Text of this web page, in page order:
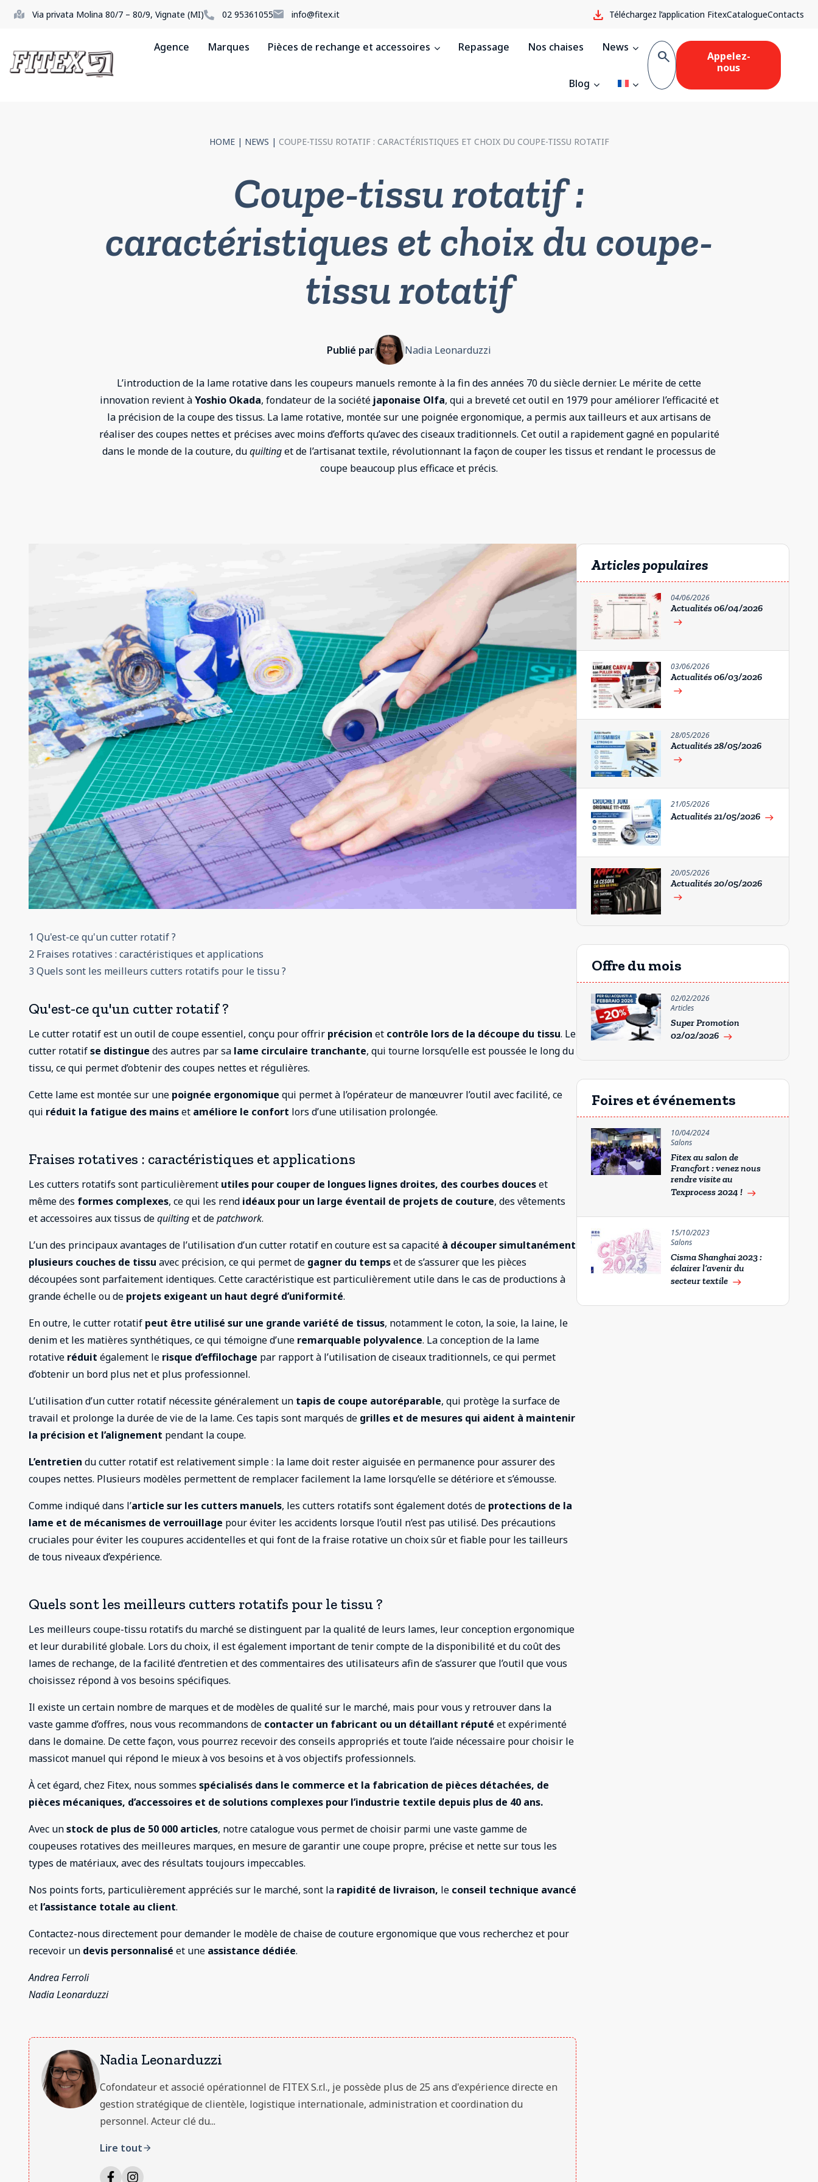
Via privata Molina 80/7 – 80/9, Vignate (MI) 02 95361055 info@fitex.it download Téléchargez l’application FitexCatalogueContacts
Agence Marques Pièces de rechange et accessoires Repassage Nos chaises News
Blog
search
Appelez-
nous
HOME| NEWS | COUPE-TISSU ROTATIF : CARACTÉRISTIQUES ET CHOIX DU COUPE-TISSU ROTATIF
Coupe-tissu rotatif :
caractéristiques et choix du coupe-
tissu rotatif
Publié par Nadia Leonarduzzi
L’introduction de la lame rotative dans les coupeurs manuels remonte à la fin des années 70 du siècle dernier. Le mérite de cette
innovation revient àYoshio Okada, fondateur de la société japonaise Olfa, qui a breveté cet outil en 1979 pour améliorer l’efficacité et
la précision de la coupe des tissus. La lame rotative, montée sur une poignée ergonomique, a permis aux tailleurs et aux artisans de
réaliser des coupes nettes et précises avec moins d’efforts qu’avec des ciseaux traditionnels. Cet outil a rapidement gagné en popularité
dans le monde de la couture, duquiltinget de l’artisanat textile, révolutionnant la façon de couper les tissus et rendant le processus de
coupe beaucoup plus efficace et précis.
1 Qu'est-ce qu'un cutter rotatif ?
2 Fraises rotatives : caractéristiques et applications
3 Quels sont les meilleurs cutters rotatifs pour le tissu ?
Qu'est-ce qu'un cutter rotatif ?
Le cutter rotatif est un outil de coupe essentiel, conçu pour offrir précision et contrôle lors de la découpe du tissu. Le
cutter rotatifse distingue des autres par sa lame circulaire tranchante, qui tourne lorsqu’elle est poussée le long du
tissu, ce qui permet d’obtenir des coupes nettes et régulières.
Cette lame est montée sur une poignée ergonomique qui permet à l’opérateur de manœuvrer l’outil avec facilité, ce
qui réduit la fatigue des mainset améliore le confort lors d’une utilisation prolongée.
Fraises rotatives : caractéristiques et applications
Les cutters rotatifs sont particulièrement utiles pour couper de longues lignes droites, des courbes douceset
même des formes complexes, ce qui les rend idéaux pour un large éventail de projets de couture, des vêtements
et accessoires aux tissus dequiltinget depatchwork.
L’un des principaux avantages de l’utilisation d’un cutter rotatif en couture est sa capacité à découper simultanément
plusieurs couches de tissu avec précision, ce qui permet de gagner du tempset de s’assurer que les pièces
découpées sont parfaitement identiques. Cette caractéristique est particulièrement utile dans le cas de productions à
grande échelle ou de projets exigeant un haut degré d’uniformité.
En outre, le cutter rotatif peut être utilisé sur une grande variété de tissus, notamment le coton, la soie, la laine, le
denim et les matières synthétiques, ce qui témoigne d’une remarquable polyvalence. La conception de la lame
rotative réduit également le risque d’effilochage par rapport à l’utilisation de ciseaux traditionnels, ce qui permet
d’obtenir un bord plus net et plus professionnel.
L’utilisation d’un cutter rotatif nécessite généralement un tapis de coupe autoréparable, qui protège la surface de
travail et prolonge la durée de vie de la lame. Ces tapis sont marqués de grilles et de mesures qui aident à maintenir
la précision et l’alignement pendant la coupe.
L’entretien du cutter rotatif est relativement simple : la lame doit rester aiguisée en permanence pour assurer des
coupes nettes. Plusieurs modèles permettent de remplacer facilement la lame lorsqu’elle se détériore et s’émousse.
Comme indiqué dans l’article sur les cutters manuels, les cutters rotatifs sont également dotés de protections de la
lame et de mécanismes de verrouillage pour éviter les accidents lorsque l’outil n’est pas utilisé. Des précautions
cruciales pour éviter les coupures accidentelles et qui font de la fraise rotative un choix sûr et fiable pour les tailleurs
de tous niveaux d’expérience.
Quels sont les meilleurs cutters rotatifs pour le tissu ?
Les meilleurs coupe-tissu rotatifs du marché se distinguent par la qualité de leurs lames, leur conception ergonomique
et leur durabilité globale. Lors du choix, il est également important de tenir compte de la disponibilité et du coût des
lames de rechange, de la facilité d’entretien et des commentaires des utilisateurs afin de s’assurer que l’outil que vous
choisissez répond à vos besoins spécifiques.
Il existe un certain nombre de marques et de modèles de qualité sur le marché, mais pour vous y retrouver dans la
vaste gamme d’offres, nous vous recommandons de contacter un fabricant ou un détaillant réputé et expérimenté
dans le domaine. De cette façon, vous pourrez recevoir des conseils appropriés et toute l’aide nécessaire pour choisir le
massicot manuel qui répond le mieux à vos besoins et à vos objectifs professionnels.
À cet égard, chez Fitex, nous sommes spécialisés dans le commerce et la fabrication de pièces détachées, de
pièces mécaniques, d’accessoires et de solutions complexes pour l’industrie textile depuis plus de 40 ans.
Avec unstock de plus de 50 000 articles, notre catalogue vous permet de choisir parmi une vaste gamme de
coupeuses rotatives des meilleures marques, en mesure de garantir une coupe propre, précise et nette sur tous les
types de matériaux, avec des résultats toujours impeccables.
Nos points forts, particulièrement appréciés sur le marché, sont la rapidité de livraison, le conseil technique avancé
et l’assistance totale au client.
Contactez-nous directement pour demander le modèle de chaise de couture ergonomique que vous recherchez et pour
recevoir un devis personnalisé et une assistance dédiée.
Andrea Ferroli
Nadia Leonarduzzi
Nadia Leonarduzzi
Cofondateur et associé opérationnel de FITEX S.r.l., je possède plus de 25 ans d'expérience directe en
gestion stratégique de clientèle, logistique internationale, administration et coordination du
personnel. Acteur clé du...
Lire toutarrow_forward
Articles populaires
04/06/2026
Actualités 06/04/2026
east
03/06/2026
Actualités 06/03/2026
east
28/05/2026
Actualités 28/05/2026
east
21/05/2026
Actualités 21/05/2026 east
20/05/2026
Actualités 20/05/2026
east
Offre du mois
02/02/2026
Articles
Super Promotion
02/02/2026 east
Foires et événements
10/04/2024
Salons
Fitex au salon de
Francfort : venez nous
rendre visite au
Texprocess 2024 ! east
15/10/2023
Salons
Cisma Shanghai 2023 :
éclairer l’avenir du
secteur textile east